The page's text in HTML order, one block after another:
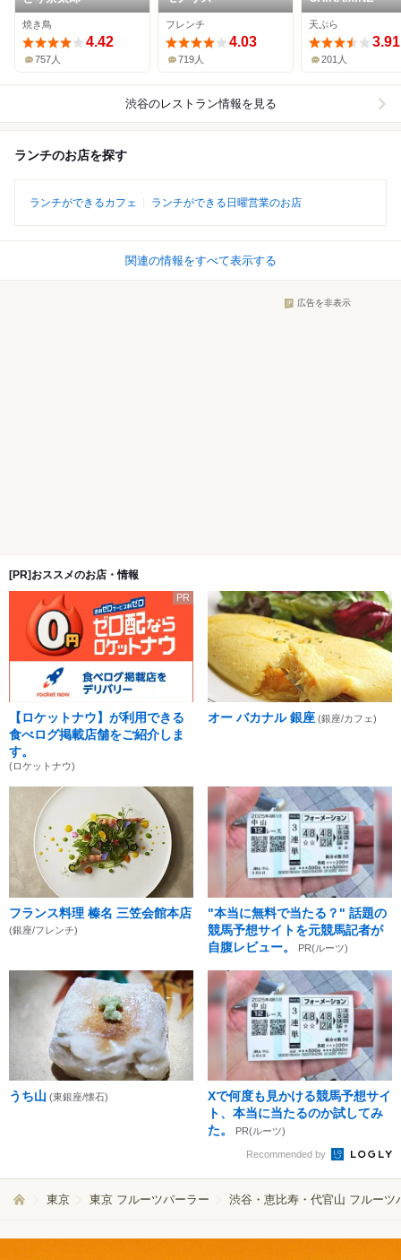
焼き鳥
4.42
757人
フレンチ
4.03
719人
天ぷら
3.91
201人
渋谷のレストラン情報を見る
ランチのお店を探す
ランチができるカフェ ランチができる日曜営業のお店
関連の情報をすべて表示する
広告を非表示
[PR]おススメのお店・情報
PR
【ロケットナウ】が利用できる
食べログ掲載店舗をご紹介しま
す。
(ロケットナウ)
オー バカナル 銀座 (銀座/カフェ)
フランス料理 榛名 三笠会館本店
(銀座/フレンチ)
"本当に無料で当たる？" 話題の
競馬予想サイトを元競馬記者が
自腹レビュー。
PR(ルーツ)
うち山 (東銀座/懐石)
Xで何度も見かける競馬予想サイ
ト、本当に当たるのか試してみ
た。
PR(ルーツ)
Recommended by
東京 東京 フルーツパーラー 渋谷・恵比寿・代官山 フルーツ